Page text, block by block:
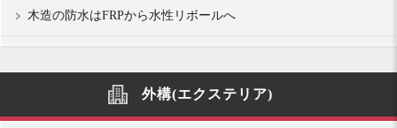
木造の防水はFRPから水性リボールへ
外構(エクステリア)